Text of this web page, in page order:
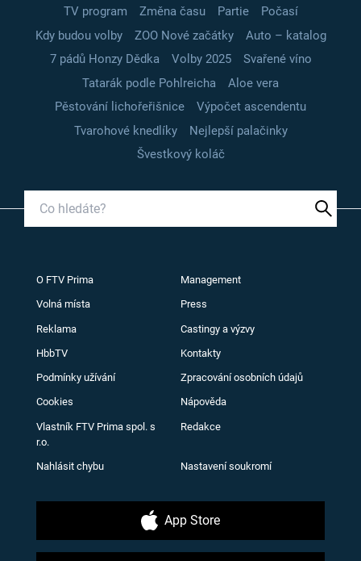
TV program
Změna času Partie
Počasí
Kdy budou volby
ZOO Nové začátky
Auto – katalog
7 pádů Honzy Dědka
Volby 2025
Svařené víno
Tatarák podle Pohlreicha
Aloe vera
Pěstování lichořeřišnice
Výpočet ascendentu
Tvarohové knedlíky
Nejlepší palačinky
Švestkový koláč
O FTV Prima Management
Volná místa Press
Reklama Castingy a výzvy
HbbTV Kontakty
Podmínky užívání Zpracování osobních údajů
Cookies Nápověda
Vlastník FTV Prima spol. s
r.o.
Redakce
Nahlásit chybu Nastavení soukromí
App Store